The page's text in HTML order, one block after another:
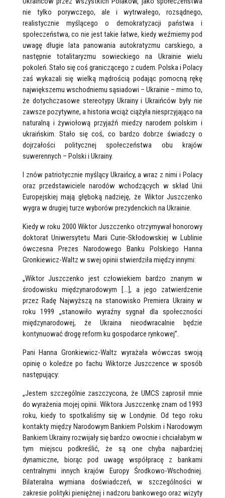
nie tylko porywczego, ale i wytrwałego, rozsądnego,
realistycznie myślącego o demokratyzacji państwa i
społeczeństwa, co nie jest takie łatwe, kiedy weźmiemy pod
uwagę długie lata panowania autokratyzmu carskiego, a
następnie totalitaryzmu sowieckiego na Ukrainie wielu
pokoleń. Stało się coś graniczącego z cudem. Polska i Polacy
zaś wykazali się wielką mądrością podając pomocną rękę
największemu wschodniemu sąsiadowi – Ukrainie – mimo to,
że dotychczasowe stereotypy Ukrainy i Ukraińców były nie
zawsze pozytywne, a historia wciąż ciążyła niesprzyjająco na
naturalną i żywiołową przyjaźń miedzy narodem polskim i
ukraińskim. Stało się coś, co bardzo dobrze świadczy o
dojrzałości politycznej społeczeństwa obu krajów
suwerennych – Polski i Ukrainy.
I znów patriotycznie myślący Ukraińcy, a wraz z nimi i Polacy
oraz przedstawiciele narodów wchodzących w skład Unii
Europejskiej mają głęboką nadzieję, że Wiktor Juszczenko
wygra w drugiej turze wyborów prezydenckich na Ukrainie.
Kiedy w roku 2000 Wiktor Juszczenko otrzymywał honorowy
doktorat Uniwersytetu Marii Curie-Skłodowskiej w Lublinie
ówczesna Prezes Narodowego Banku Polskiego Hanna
Gronkiewicz-Waltz w swej opinii stwierdziła między innymi:
„Wiktor Juszczenko jest człowiekiem bardzo znanym w
środowisku międzynarodowym […], a jego zatwierdzenie
przez Radę Najwyższą na stanowisko Premiera Ukrainy w
roku 1999 „stanowiło wyraźny sygnał dla społeczności
międzynarodowej, że Ukraina nieodwracalnie będzie
kontynuować drogę reform ku gospodarce rynkowej”.
Pani Hanna Gronkiewicz-Waltz wyrażała wówczas swoją
opinię o koledze po fachu Wiktorze Juszczence w sposób
następujący:
„Jestem szczególnie zaszczycona, że UMCS zaprosił mnie
do wyrażenia mojej opinii. Wiktora Juszczenkę znam od 1993
roku, kiedy to spotkaliśmy się w Londynie. Od tego roku
kontakty między Narodowym Bankiem Polskim i Narodowym
Bankiem Ukrainy rozwijały się bardzo owocnie i chciałabym w
tym miejscu podkreślić, że są one chyba najbardziej
dynamiczne, biorąc pod uwagę współpracę z bankami
centralnymi innych krajów Europy Środkowo-Wschodniej.
Bilateralna wymiana doświadczeń, w szczególności w
zakresie polityki pieniężnej i nadzoru bankowego oraz wizyty